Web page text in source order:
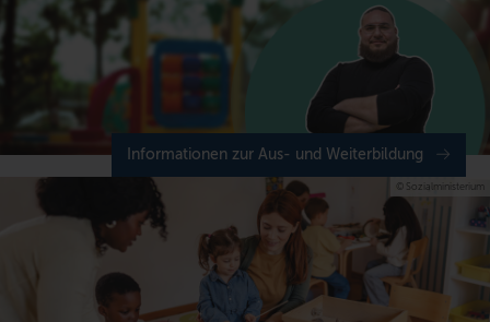
Informationen zur Aus- und Weiterbildung
© Sozialministerium